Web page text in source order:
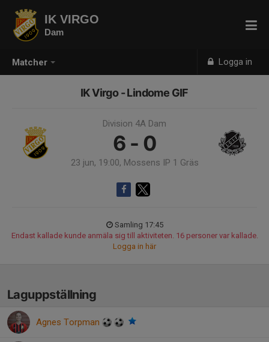
Matcher Logga in
IK VIRGO
Dam
IK Virgo - Lindome GIF
Division 4A Dam
6 - 0
23 jun, 19:00, Mossens IP 1 Gräs
Samling 17:45
Endast kallade kunde anmäla sig till aktiviteten. 16 personer var kallade.
Logga in här
Laguppställning
Agnes Torpman